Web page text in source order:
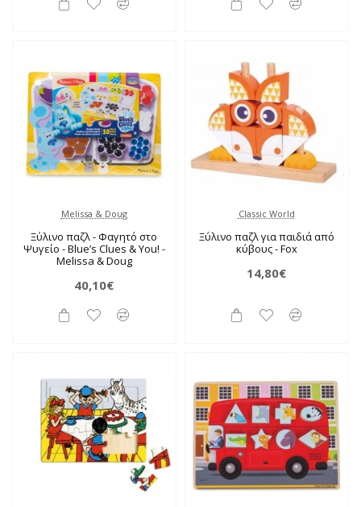
Melissa & Doug
Ξύλινο παζλ - Φαγητό στο
Ψυγείο - Blue’s Clues & You! -
Melissa & Doug
40,10€
Classic World
Ξύλινο παζλ για παιδιά από
κύβους - Fox
14,80€